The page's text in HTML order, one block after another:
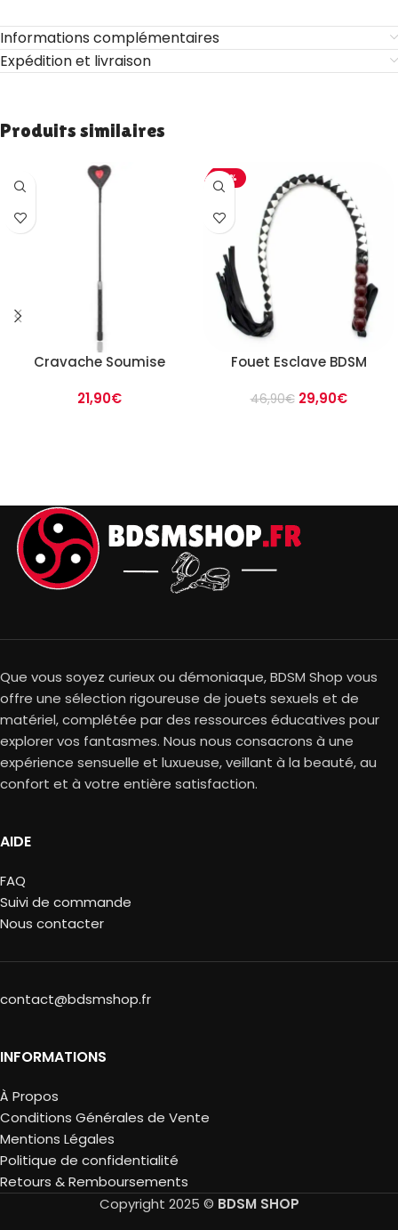
Informations complémentaires
Expédition et livraison
Produits similaires
Cravache Soumise
21,90€
-36%
Fouet Esclave BDSM
46,90€ 29,90€
Que vous soyez curieux ou démoniaque, BDSM Shop vous
offre une sélection rigoureuse de jouets sexuels et de
matériel, complétée par des ressources éducatives pour
explorer vos fantasmes. Nous nous consacrons à une
expérience sensuelle et luxueuse, veillant à la beauté, au
confort et à votre entière satisfaction.
AIDE
FAQ
Suivi de commande
Nous contacter
contact@bdsmshop.fr
INFORMATIONS
À Propos
Conditions Générales de Vente
Mentions Légales
Politique de confidentialité
Retours & Remboursements
Copyright 2025 © BDSM SHOP